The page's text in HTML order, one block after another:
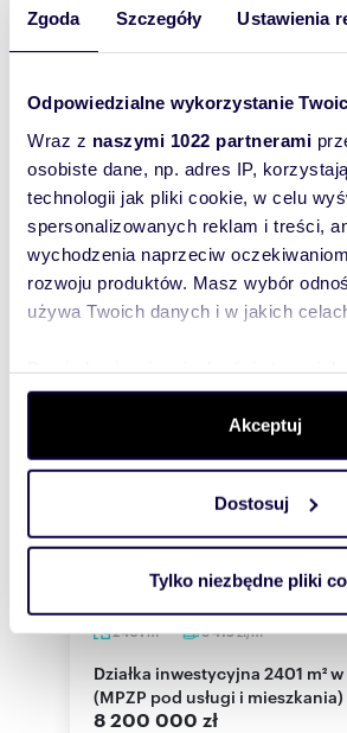
Zgoda Szczegóły Ustawienia
Odpowiedzialne wykorzystanie
Wraz z naszymi 1022 partnerami
osobiste dane, np. adres IP,
technologii jak pliki cookie, w celu
spersonalizowanych reklam i treści,
wychodzenia naprzeciw
rozwoju produktów. Masz wybór
używa Twoich danych i w jakich
dane są przetwarzane oraz ustaw
. W Deklaracji
zmienić lub wycofać swoją zgodę w
Wykorzystujemy pliki cookie do
i reklam, aby oferować funkcje
korzystasz z naszej witryny,
otrzymanymi od Ciebie lub
korzystania z ich usług.
Akceptuj
Dostosuj
Tylko niezbędne pliki
możliwością zabudowy w
8 900 000 zł
Przedmiotem sprzedaży jest działka
zabudowy zespołu budynków
jednorodzinnych w zabudowie
WYRÓŻNIONE
2401m 3 415zł/m
Działka inwestycyjna 2401 m² w Warszawie
(MPZP pod usługi i mieszkania)
8 200 000 zł